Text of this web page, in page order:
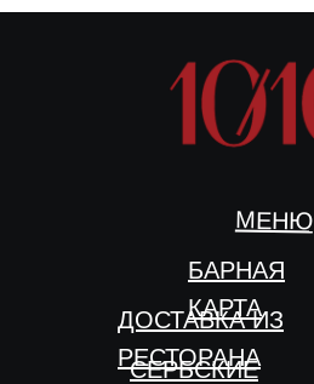
МЕНЮ
БАРНАЯ
КАРТА
ДОСТАВКА ИЗ
РЕСТОРАНА
СЕРБСКИЕ